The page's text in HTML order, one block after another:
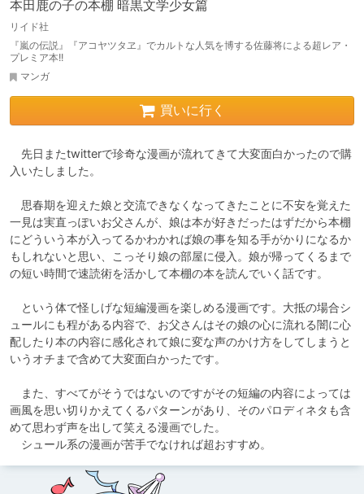
本田鹿の子の本棚 暗黒文学少女篇
リイド社
『嵐の伝説』『アコヤツタヱ』でカルトな人気を博する佐藤将による超レア・
プレミア本!!
マンガ
買いに行く
先日またtwitterで珍奇な漫画が流れてきて大変面白かったので購
入いたしました。
思春期を迎えた娘と交流できなくなってきたことに不安を覚えた
一見は実直っぽいお父さんが、娘は本が好きだったはずだから本棚
にどういう本が入ってるかわかれば娘の事を知る手がかりになるか
もしれないと思い、こっそり娘の部屋に侵入。娘が帰ってくるまで
の短い時間で速読術を活かして本棚の本を読んでいく話です。
という体で怪しげな短編漫画を楽しめる漫画です。大抵の場合シ
ュールにも程がある内容で、お父さんはその娘の心に流れる闇に心
配したり本の内容に感化されて娘に変な声のかけ方をしてしまうと
いうオチまで含めて大変面白かったです。
また、すべてがそうではないのですがその短編の内容によっては
画風を思い切りかえてくるパターンがあり、そのパロディネタも含
めて思わず声を出して笑える漫画でした。
シュール系の漫画が苦手でなければ超おすすめ。